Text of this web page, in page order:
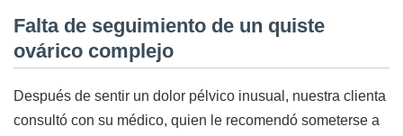
Falta de seguimiento de un quiste
ovárico complejo
Después de sentir un dolor pélvico inusual, nuestra clienta
consultó con su médico, quien le recomendó someterse a